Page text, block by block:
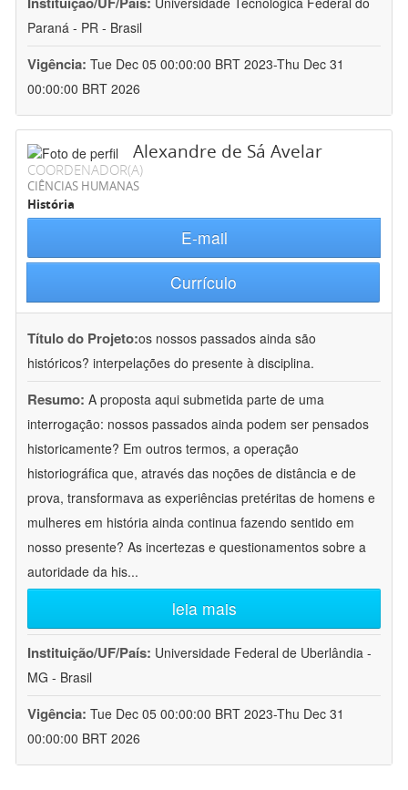
Paraná - PR - Brasil
Vigência: Tue Dec 05 00:00:00 BRT 2023-Thu Dec 31
00:00:00 BRT 2026
Alexandre de Sá Avelar
COORDENADOR(A)
CIÊNCIAS HUMANAS
História
E-mail
Currículo
Título do Projeto:os nossos passados ainda são
históricos? interpelações do presente à disciplina.
Resumo: A proposta aqui submetida parte de uma
interrogação: nossos passados ainda podem ser pensados
historicamente? Em outros termos, a operação
historiográfica que, através das noções de distância e de
prova, transformava as experiências pretéritas de homens e
mulheres em história ainda continua fazendo sentido em
nosso presente? As incertezas e questionamentos sobre a
autoridade da his...
leia mais
Instituição/UF/País: Universidade Federal de Uberlândia -
MG - Brasil
Vigência: Tue Dec 05 00:00:00 BRT 2023-Thu Dec 31
00:00:00 BRT 2026